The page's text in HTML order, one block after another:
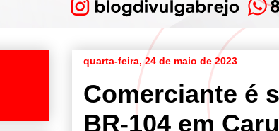
quarta-feira, 24 de maio de 2023
Comerciante é
BR-104 em